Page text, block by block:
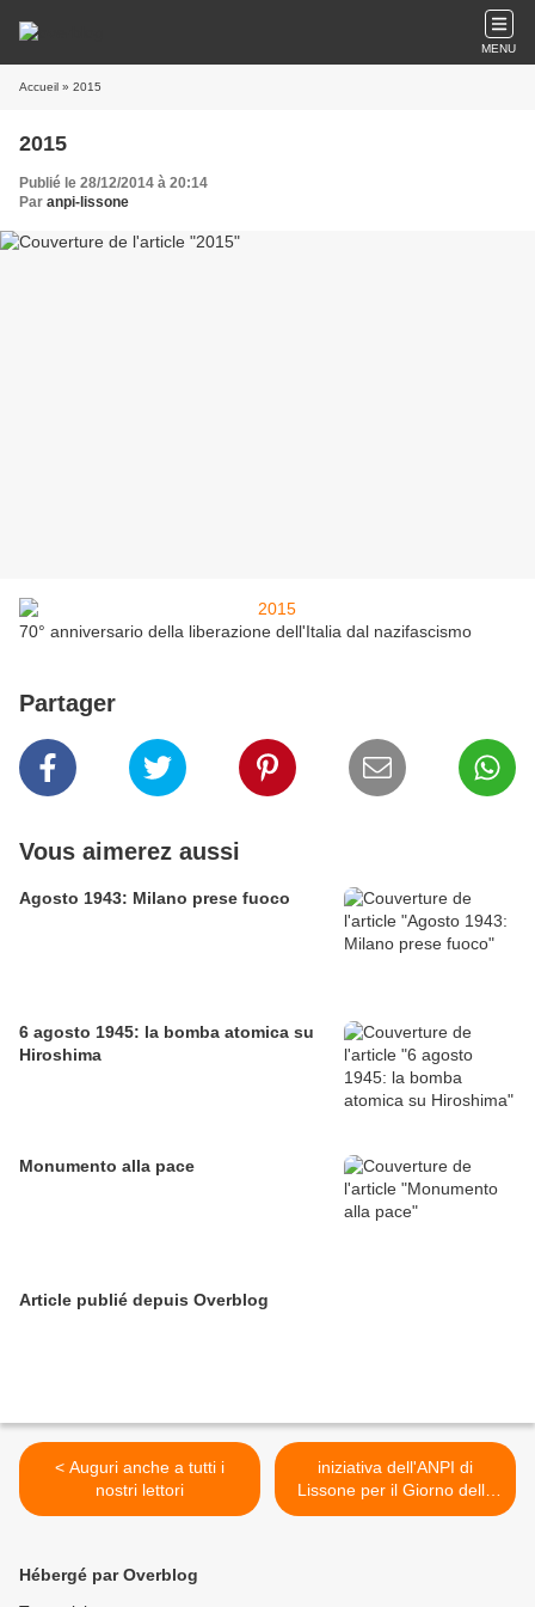
MENU
Accueil » 2015
2015
Publié le 28/12/2014 à 20:14
Par anpi-lissone
70° anniversario della liberazione dell'Italia dal nazifascismo
Partager
Vous aimerez aussi
Agosto 1943: Milano prese fuoco
6 agosto 1945: la bomba atomica su
Hiroshima
Monumento alla pace
Article publié depuis Overblog
< Auguri anche a tutti i
nostri lettori
iniziativa dell'ANPI di
Lissone per il Giorno della
Memoria 2015 >
Hébergé par Overblog